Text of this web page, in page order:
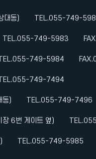
대동) TEL.055-749-
TEL.055-749-5983
749-5984
749-7494
동) TEL.055-749-7496
6번 게이트 옆)
TEL.055-749-5985